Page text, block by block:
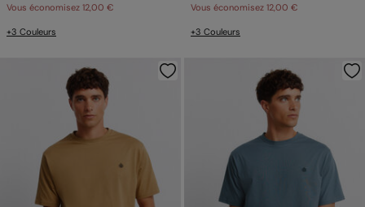
Vous économisez 12,00 €
+3 Couleurs
Vous économisez 12,00 €
+3 Couleurs